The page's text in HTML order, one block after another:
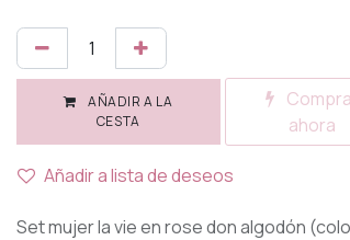
AÑADIR A LA
CESTA
ahora
Añadir a lista de deseos
Set mujer la vie en rose don algodón